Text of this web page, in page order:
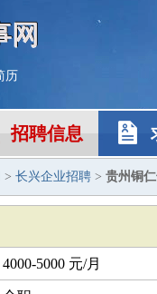
网
历
招聘信息
> 长兴企业招聘 > 贵州铜
4000-5000 元/月